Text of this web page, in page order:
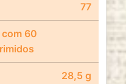
77
com 60
28,5 g
de
pelo utilizador.